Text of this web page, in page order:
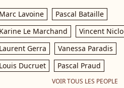
Marc Lavoine
Pascal Bataille
Karine Le Marchand
Vincent Niclo
Laurent Gerra
Vanessa Paradis
Louis Ducruet
Pascal Praud
VOIR TOUS LES PEOPLE